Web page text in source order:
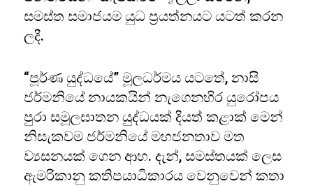
සමස්ත සමාජයම යුධ ප්‍රයත්නයට යටත් කරන
ලදී.
“පූර්ණ යුද්ධයේ” මූලධර්මය යටතේ, නාසි
ජර්මනියේ නායකයින් නැගෙනහිර යුරෝපය
පුරා සමූලඝාතන යුද්ධයක් දියත් කළාක් මෙන්
නිසැකවම ජර්මනියේ මහජනතාව මත
ව්‍යසනයක් ගෙන ආහ. දැන්, සමස්තයක් ලෙස
ඇමරිකානු කතිපයාධිකාරය වෙනුවෙන් කතා